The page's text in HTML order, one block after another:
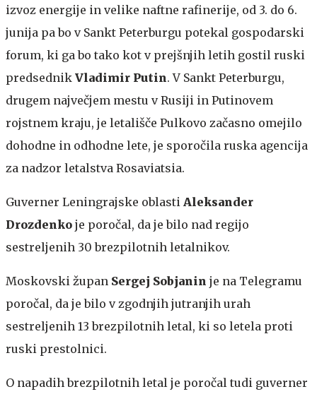
izvoz energije in velike naftne rafinerije, od 3. do 6.
junija pa bo v Sankt Peterburgu potekal gospodarski
forum, ki ga bo tako kot v prejšnjih letih gostil ruski
predsednik Vladimir Putin. V Sankt Peterburgu,
drugem največjem mestu v Rusiji in Putinovem
rojstnem kraju, je letališče Pulkovo začasno omejilo
dohodne in odhodne lete, je sporočila ruska agencija
za nadzor letalstva Rosaviatsia.
Guverner Leningrajske oblasti Aleksander
Drozdenko je poročal, da je bilo nad regijo
sestreljenih 30 brezpilotnih letalnikov.
Moskovski župan Sergej Sobjanin je na Telegramu
poročal, da je bilo v zgodnjih jutranjih urah
sestreljenih 13 brezpilotnih letal, ki so letela proti
ruski prestolnici.
O napadih brezpilotnih letal je poročal tudi guverner